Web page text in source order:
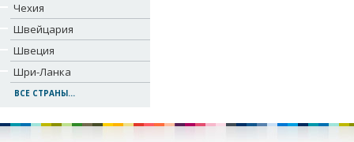
Чехия
Швейцария
Швеция
Шри-Ланка
ВСЕ СТРАНЫ...